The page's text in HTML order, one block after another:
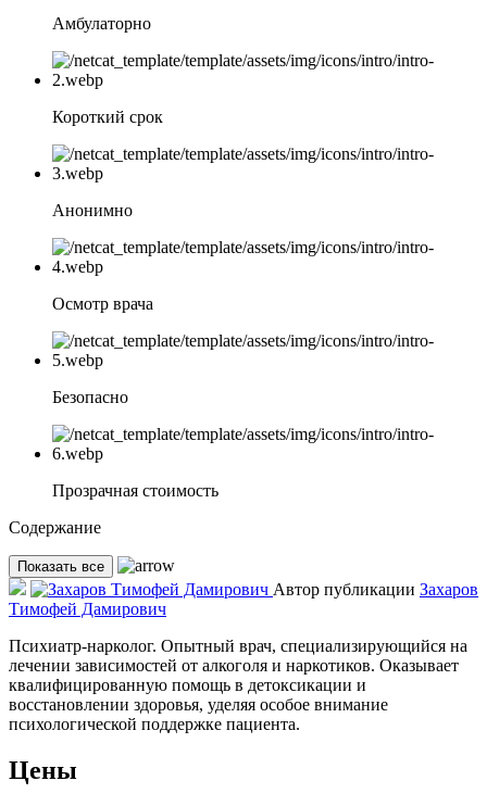
Амбулаторно
Короткий срок
Анонимно
Осмотр врача
Безопасно
Прозрачная стоимость
Содержание
Показать все
Автор публикации Захаров
Тимофей Дамирович
Психиатр-нарколог. Опытный врач, специализирующийся на
лечении зависимостей от алкоголя и наркотиков. Оказывает
квалифицированную помощь в детоксикации и
восстановлении здоровья, уделяя особое внимание
психологической поддержке пациента.
Цены